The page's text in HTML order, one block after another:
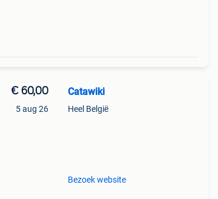
€ 60,00
5 aug 26
Catawiki
Heel België
Bezoek website